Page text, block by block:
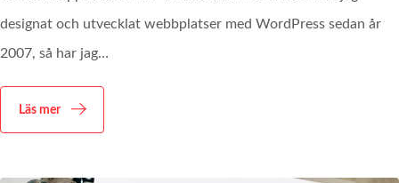
designat och utvecklat webbplatser med WordPress sedan år
2007, så har jag…
Läs mer